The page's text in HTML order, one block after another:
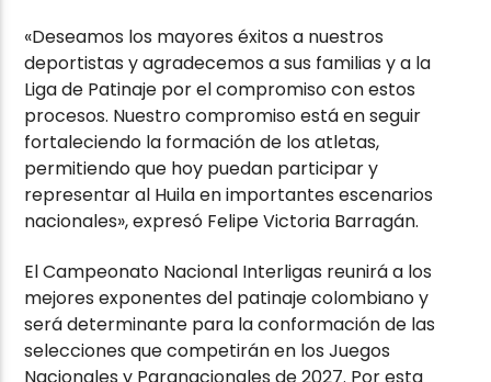
«Deseamos los mayores éxitos a nuestros
deportistas y agradecemos a sus familias y a la
Liga de Patinaje por el compromiso con estos
procesos. Nuestro compromiso está en seguir
fortaleciendo la formación de los atletas,
permitiendo que hoy puedan participar y
representar al Huila en importantes escenarios
nacionales», expresó Felipe Victoria Barragán.
El Campeonato Nacional Interligas reunirá a los
mejores exponentes del patinaje colombiano y
será determinante para la conformación de las
selecciones que competirán en los Juegos